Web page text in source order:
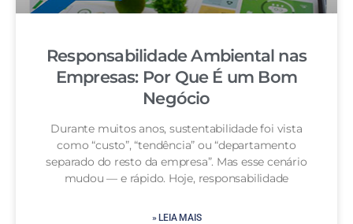
Responsabilidade Ambiental nas
Empresas: Por Que É um Bom
Negócio
Durante muitos anos, sustentabilidade foi vista
como “custo”, “tendência” ou “departamento
separado do resto da empresa”. Mas esse cenário
mudou — e rápido. Hoje, responsabilidade
» LEIA MAIS